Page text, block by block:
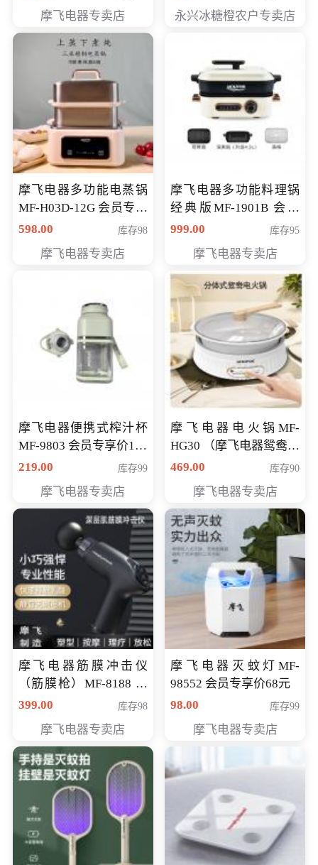
摩飞电器专卖店 永兴冰糖橙农户专卖店
摩飞电器多功能电蒸锅
MF-H03D-12G 会员专享
价398元
598.00 库存98
摩飞电器专卖店
摩飞电器多功能料理锅
经典版MF-1901B 会员
专享价399元
999.00 库存95
摩飞电器专卖店
摩飞电器便携式榨汁杯
MF-9803 会员专享价138
元
219.00 库存99
摩飞电器专卖店
摩飞电器电火锅MF-
HG30 （摩飞电器鸳鸯锅
MF-HG30 ） 会员专享价
469.00 库存90
摩飞电器专卖店
摩飞电器筋膜冲击仪
（筋膜枪）MF-8188 会
员专享价268元
399.00 库存98
摩飞电器专卖店
摩飞电器灭蚊灯MF-
98552 会员专享价68元
98.00
库存99
摩飞电器专卖店